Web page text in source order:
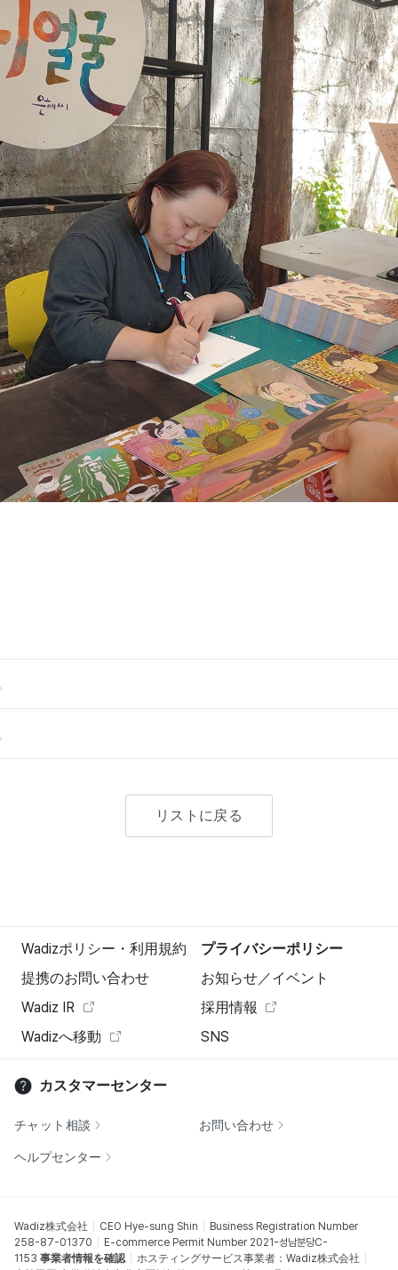
リストに戻る
Wadizポリシー・利用規約
プライバシーポリシー
提携のお問い合わせ
お知らせ／イベント
Wadiz IR
採用情報
Wadizへ移動
SNS
カスタマーセンター
チャット相談 お問い合わせ
ヘルプセンター
Wadiz株式会社 CEO Hye-sung Shin
Business Registration Number
258-87-01370
E-commerce Permit Number 2021-성남분당C-
1153 事業者情報を確認
ホスティングサービス事業者：Wadiz株式会社